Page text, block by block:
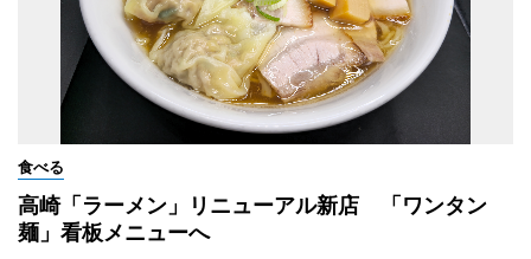
食べる
高崎「ラーメン」リニューアル新店 「ワンタン
麺」看板メニューへ